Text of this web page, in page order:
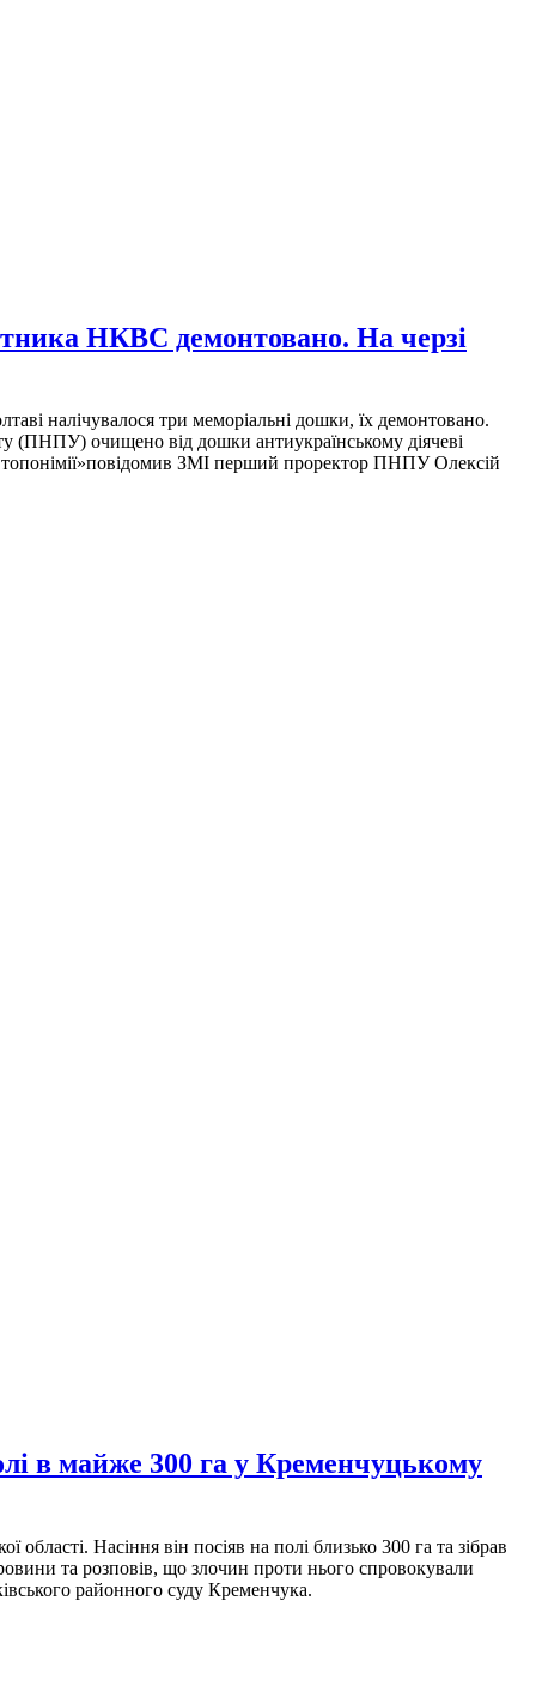
НКВС демонтовано. На черзі
налічувалося три меморіальні дошки, їх демонтовано.
(ПНПУ) очищено від дошки антиукраїнському діячеві
топонімії»повідомив ЗМІ перший проректор ПНПУ Олексій
в майже 300 га у Кременчуцькому
Насіння він посіяв на полі близько 300 га та зібрав
та розповів, що злочин проти нього спровокували
районного суду Кременчука.